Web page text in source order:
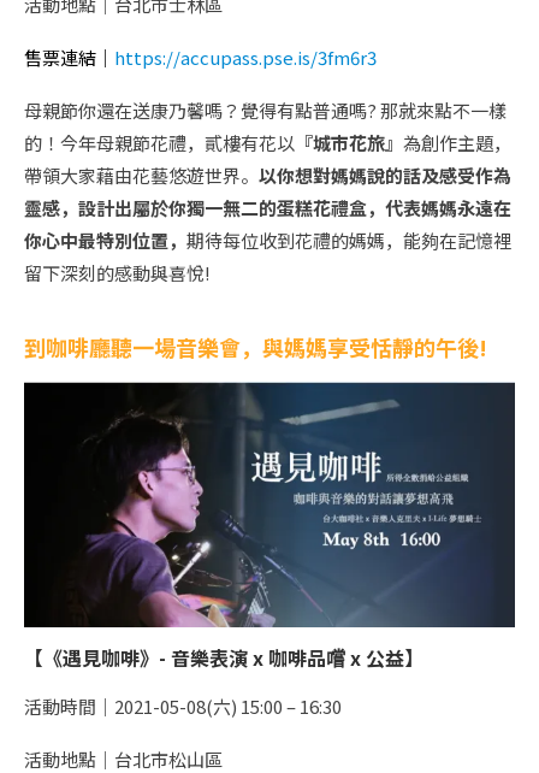
售票連結｜ https://accupass.pse.is/3fm6r3
母親節你還在送康乃馨嗎？覺得有點普通嗎? 那就來點不一樣
的！今年母親節花禮，貳樓有花以 『城市花旅』 為創作主題，
帶領大家藉由花藝悠遊世界。 以你想對媽媽說的話及感受作為
靈感，設計出屬於你獨一無二的蛋糕花禮盒，代表媽媽永遠在
你心中最特別位置， 期待每位收到花禮的媽媽，能夠在記憶裡
留下深刻的感動與喜悅!
到咖啡廳聽一場音樂會，與媽媽享受恬靜的午後!
【《遇見咖啡》- 音樂表演 x 咖啡品嚐 x 公益】
活動時間｜2021-05-08(六) 15:00 – 16:30
活動地點｜台北市松山區